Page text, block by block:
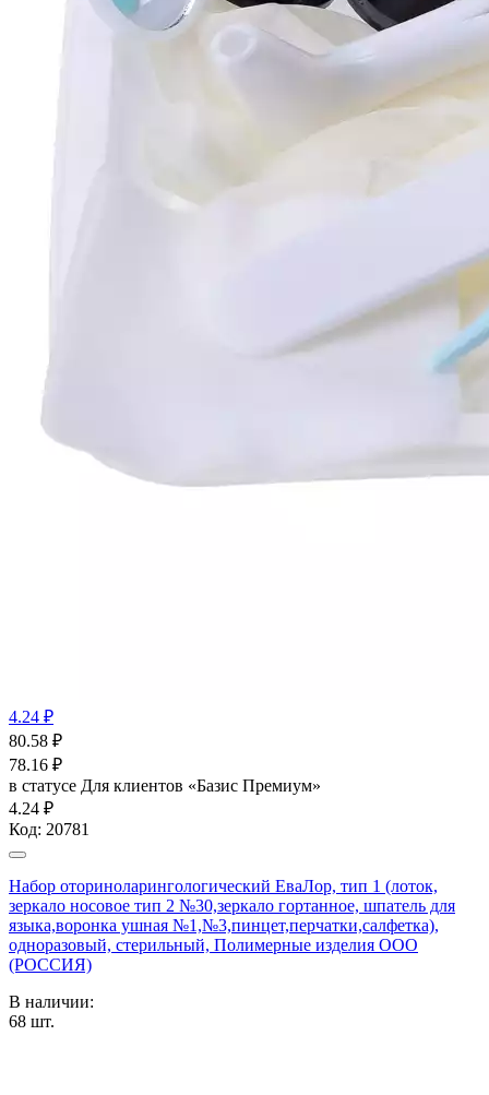
4.24 ₽
80.58 ₽
78.16 ₽
в статусе Для клиентов «Базис Премиум»
4.24 ₽
Код: 20781
Набор оториноларингологический ЕваЛор, тип 1 (лоток,
зеркало носовое тип 2 №30,зеркало гортанное, шпатель для
языка,воронка ушная №1,№3,пинцет,перчатки,салфетка),
одноразовый, стерильный, Полимерные изделия OOO
(РОССИЯ)
В наличии:
68 шт.